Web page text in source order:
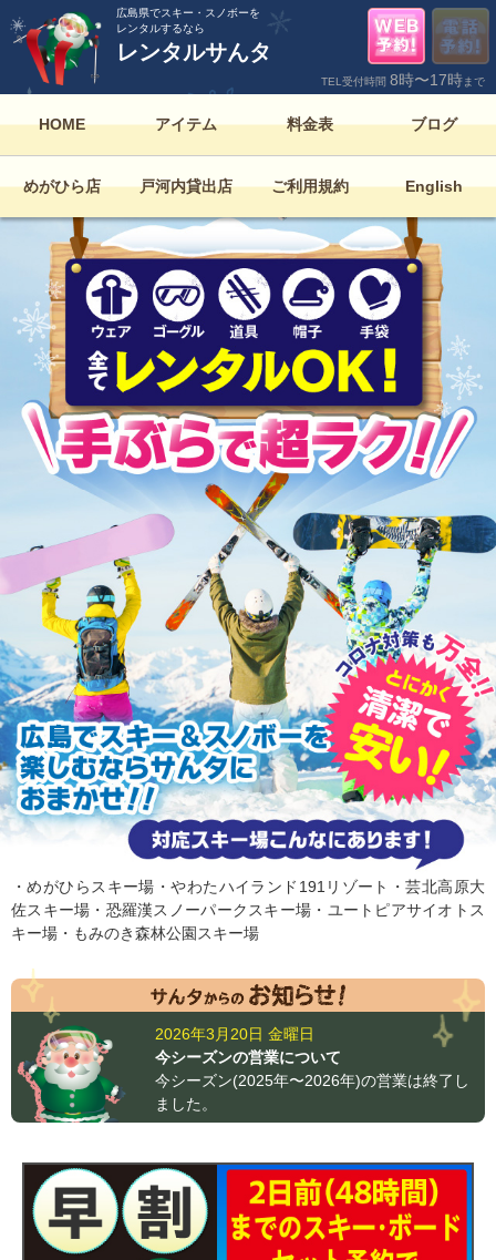
広島県でスキー・スノボーを
レンタルするなら
レンタルサんタ
TEL受付時間 8時〜17時まで
HOME アイテム 料金表 ブログ
めがひら店 戸河内貸出店 ご利用規約 English
・めがひらスキー場・やわたハイランド191リゾート・芸北高原大
佐スキー場・恐羅漢スノーパークスキー場・ユートピアサイオトス
キー場・もみのき森林公園スキー場
2026年3月20日 金曜日
今シーズンの営業について
今シーズン(2025年〜2026年)の営業は終了し
ました。